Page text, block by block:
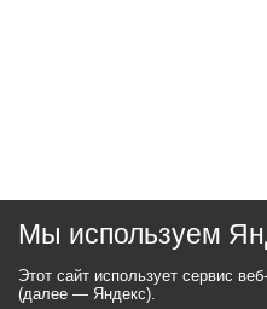
Мы используем
Этот сайт использует сервис
(далее — Яндекс).